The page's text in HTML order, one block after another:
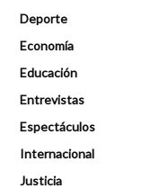
Deporte
Economía
Educación
Entrevistas
Espectáculos
Internacional
Justicia